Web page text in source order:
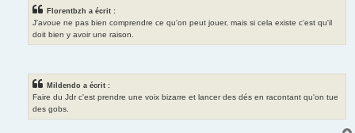
Florentbzh a écrit :
J'avoue ne pas bien comprendre ce qu'on peut jouer, mais si cela existe c'est qu'il
doit bien y avoir une raison.
Mildendo a écrit :
Faire du Jdr c'est prendre une voix bizarre et lancer des dés en racontant qu'on tue
des gobs.